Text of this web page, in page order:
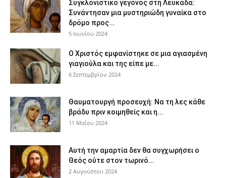
Συγκλονιστικό γεγονός στη Λευκάδα:
Συνάντησαν μια μυστηριώδη γυναίκα στο
δρόμο προς...
5 Ιουνίου 2024
Ο Χριστός εμφανίστηκε σε μια αγιασμένη
γιαγιούλα και της είπε με...
6 Σεπτεμβρίου 2024
Θαυματουργή προσευχή: Να τη λες κάθε
βράδυ πριν κοιμηθείς και η...
11 Μαΐου 2024
Αυτή την αμαρτία δεν θα συγχωρήσει ο
Θεός ούτε στον τωρινό...
2 Αυγούστου 2024